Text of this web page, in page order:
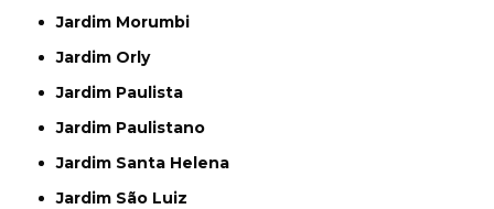
Jardim Morumbi
Jardim Orly
Jardim Paulista
Jardim Paulistano
Jardim Santa Helena
Jardim São Luiz